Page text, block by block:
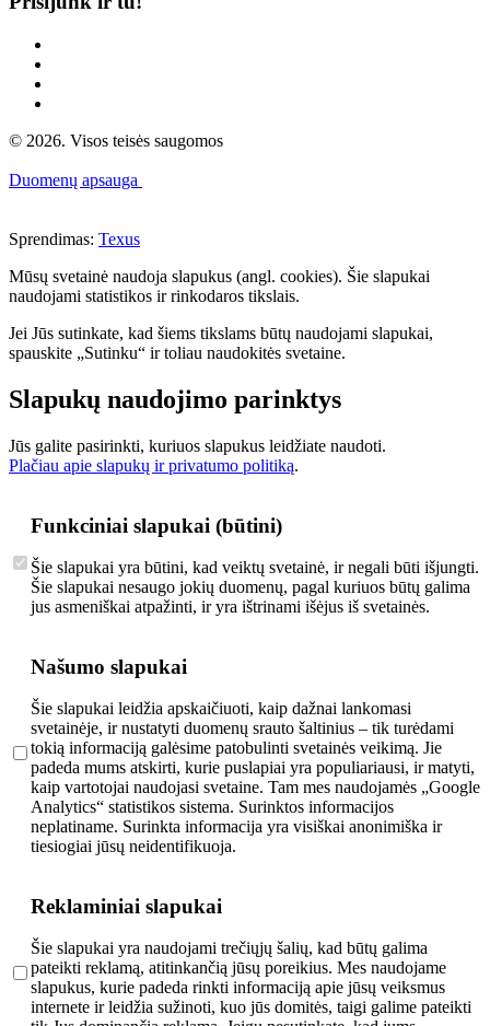
© 2026. Visos teisės saugomos
Duomenų apsauga
Sprendimas: Texus
Mūsų svetainė naudoja slapukus (angl. cookies). Šie slapukai
naudojami statistikos ir rinkodaros tikslais.
Jei Jūs sutinkate, kad šiems tikslams būtų naudojami slapukai,
spauskite „Sutinku“ ir toliau naudokitės svetaine.
Slapukų naudojimo parinktys
Jūs galite pasirinkti, kuriuos slapukus leidžiate naudoti.
Plačiau apie slapukų ir privatumo politiką.
Funkciniai slapukai (būtini)
Šie slapukai yra būtini, kad veiktų svetainė, ir negali būti išjungti.
Šie slapukai nesaugo jokių duomenų, pagal kuriuos būtų galima
jus asmeniškai atpažinti, ir yra ištrinami išėjus iš svetainės.
Našumo slapukai
Šie slapukai leidžia apskaičiuoti, kaip dažnai lankomasi
svetainėje, ir nustatyti duomenų srauto šaltinius – tik turėdami
tokią informaciją galėsime patobulinti svetainės veikimą. Jie
padeda mums atskirti, kurie puslapiai yra populiariausi, ir matyti,
kaip vartotojai naudojasi svetaine. Tam mes naudojamės „Google
Analytics“ statistikos sistema. Surinktos informacijos
neplatiname. Surinkta informacija yra visiškai anonimiška ir
tiesiogiai jūsų neidentifikuoja.
Reklaminiai slapukai
Šie slapukai yra naudojami trečiųjų šalių, kad būtų galima
pateikti reklamą, atitinkančią jūsų poreikius. Mes naudojame
slapukus, kurie padeda rinkti informaciją apie jūsų veiksmus
internete ir leidžia sužinoti, kuo jūs domitės, taigi galime pateikti